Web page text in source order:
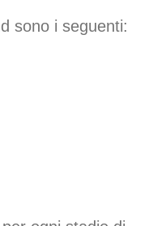
sono i seguenti: